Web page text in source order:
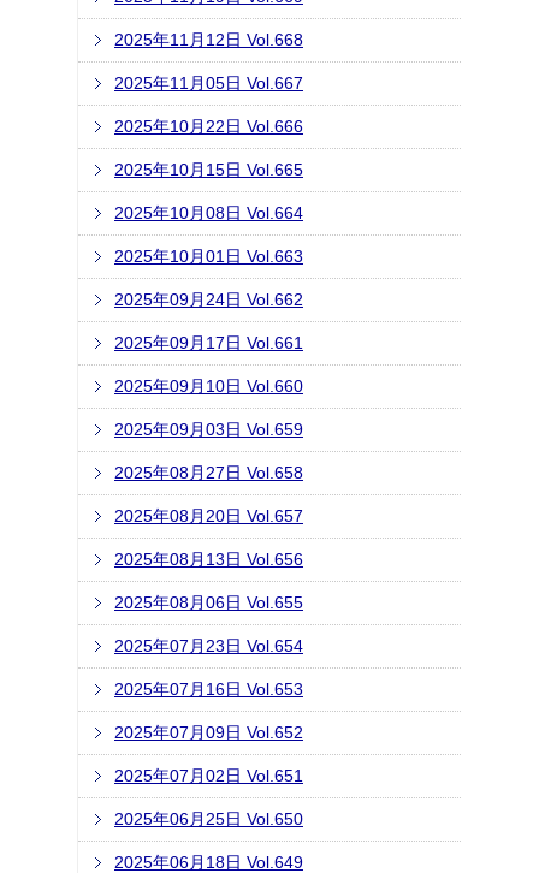
2025年11月12日 Vol.668
2025年11月05日 Vol.667
2025年10月22日 Vol.666
2025年10月15日 Vol.665
2025年10月08日 Vol.664
2025年10月01日 Vol.663
2025年09月24日 Vol.662
2025年09月17日 Vol.661
2025年09月10日 Vol.660
2025年09月03日 Vol.659
2025年08月27日 Vol.658
2025年08月20日 Vol.657
2025年08月13日 Vol.656
2025年08月06日 Vol.655
2025年07月23日 Vol.654
2025年07月16日 Vol.653
2025年07月09日 Vol.652
2025年07月02日 Vol.651
2025年06月25日 Vol.650
2025年06月18日 Vol.649